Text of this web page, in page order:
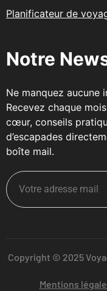
Planificateur de
Notre
Ne manquez aucune
Recevez chaque
cœur, conseils
d’escapades
boîte mail.
Copyright © 2025
Mentions